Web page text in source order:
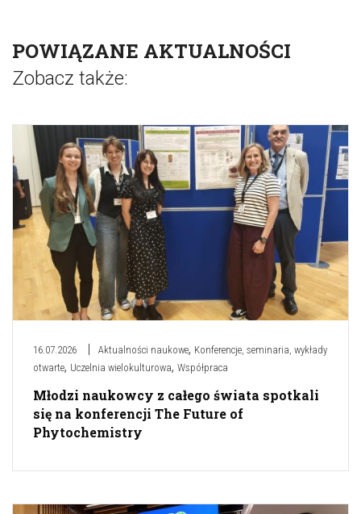
POWIĄZANE AKTUALNOŚCI
Zobacz także:
16.07.2026 Aktualności naukowe, Konferencje, seminaria, wykłady
otwarte, Uczelnia wielokulturowa, Współpraca
Młodzi naukowcy z całego świata spotkali
się na konferencji The Future of
Phytochemistry